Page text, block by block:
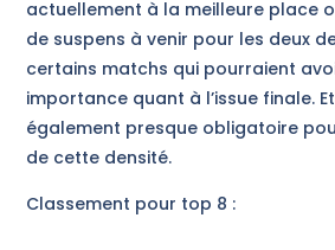
actuellement à la meilleure place
de suspens à venir pour les deux
certains matchs qui pourraient
importance quant à l’issue finale.
également presque obligatoire
de cette densité.
Classement pour top 8 :